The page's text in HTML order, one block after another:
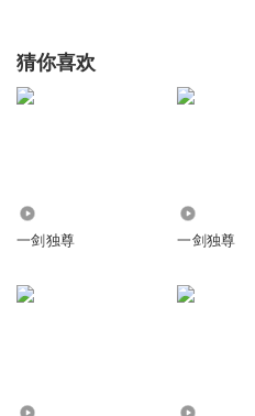
猜你喜欢
一剑独尊 一剑独尊